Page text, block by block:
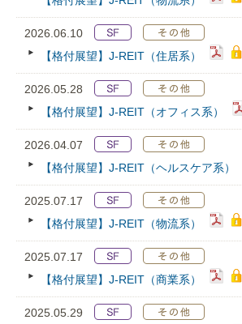
2026.06.10
【格付展望】J-REIT（住居系）
2026.05.28
【格付展望】J-REIT（オフィス系）
2026.04.07
【格付展望】J-REIT（ヘルスケア系）
2025.07.17
【格付展望】J-REIT（物流系）
2025.07.17
【格付展望】J-REIT（商業系）
2025.05.29